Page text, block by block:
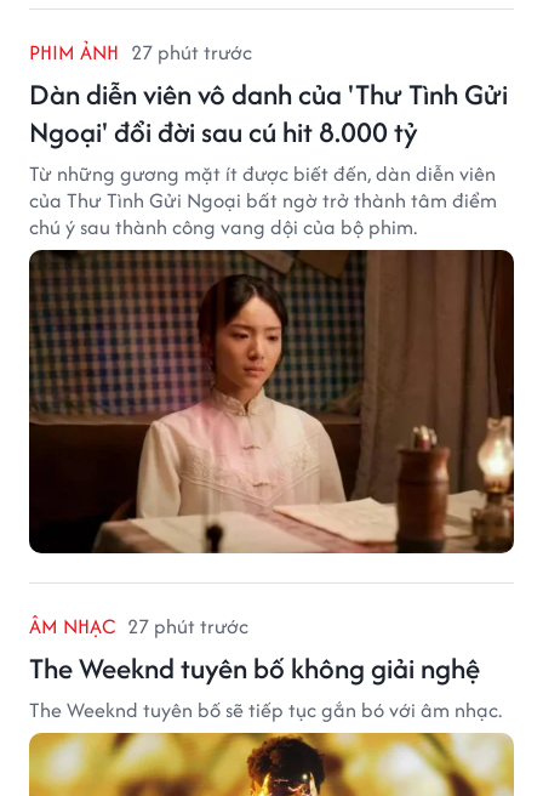
PHIM ẢNH 27 phút trước
Dàn diễn viên vô danh của 'Thư Tình Gửi
Ngoại' đổi đời sau cú hit 8.000 tỷ
Từ những gương mặt ít được biết đến, dàn diễn viên
của Thư Tình Gửi Ngoại bất ngờ trở thành tâm điểm
chú ý sau thành công vang dội của bộ phim.
ÂM NHẠC 27 phút trước
The Weeknd tuyên bố không giải nghệ
The Weeknd tuyên bố sẽ tiếp tục gắn bó với âm nhạc.